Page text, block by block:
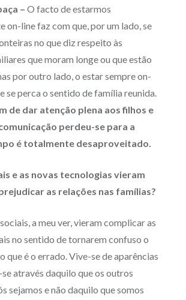
– O facto de estarmos
on-line faz com que, por um lado, se
no que diz respeito às
que moram longe ou que estão
por outro lado, o estar sempre on-
se perca o sentido de família reunida.
de dar atenção plena aos filhos e
perdeu-se para a
é totalmente desaproveitado.
e as novas tecnologias vieram
as relações nas famílias?
a meu ver, vieram complicar as
no sentido de tornarem confuso o
que é o errado. Vive-se de aparências
através daquilo que os outros
sejamos e não daquilo que somos